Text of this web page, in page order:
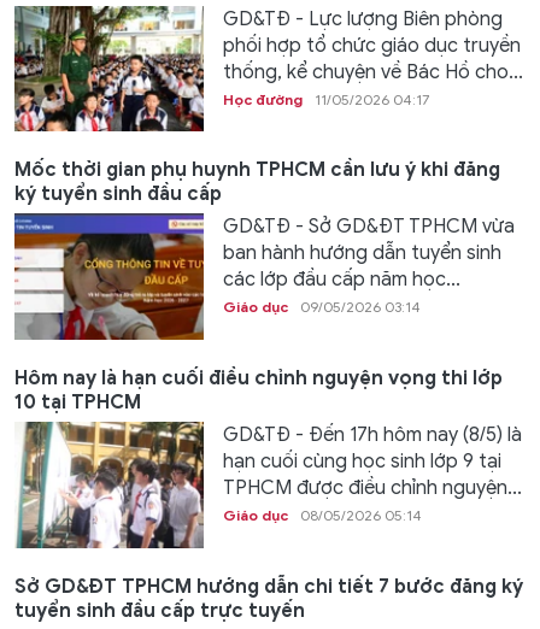
GD&TĐ - Lực lượng Biên phòng
phối hợp tổ chức giáo dục truyền
thống, kể chuyện về Bác Hồ cho...
Học đường 11/05/2026 04:17
Mốc thời gian phụ huynh TPHCM cần lưu ý khi đăng
ký tuyển sinh đầu cấp
GD&TĐ - Sở GD&ĐT TPHCM vừa
ban hành hướng dẫn tuyển sinh
các lớp đầu cấp năm học...
Giáo dục 09/05/2026 03:14
Hôm nay là hạn cuối điều chỉnh nguyện vọng thi lớp
10 tại TPHCM
GD&TĐ - Đến 17h hôm nay (8/5) là
hạn cuối cùng học sinh lớp 9 tại
TPHCM được điều chỉnh nguyện...
Giáo dục 08/05/2026 05:14
Sở GD&ĐT TPHCM hướng dẫn chi tiết 7 bước đăng ký
tuyển sinh đầu cấp trực tuyến